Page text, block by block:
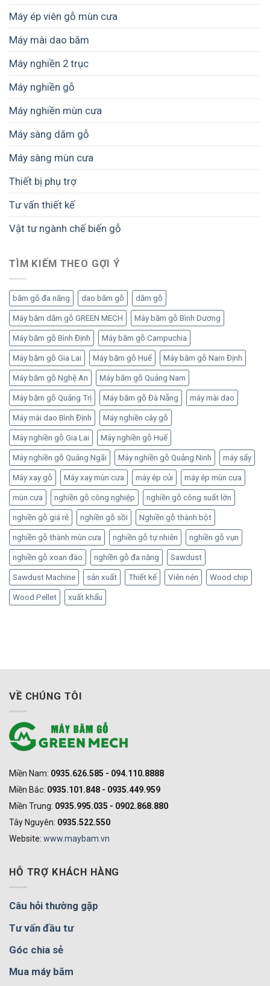
Máy ép viên gỗ mùn cưa
Máy mài dao băm
Máy nghiền 2 trục
Máy nghiền gỗ
Máy nghiền mùn cưa
Máy sàng dăm gỗ
Máy sàng mùn cưa
Thiết bị phụ trợ
Tư vấn thiết kế
Vật tư ngành chế biến gỗ
TÌM KIẾM THEO GỢI Ý
băm gỗ đa năng dao băm gỗ dăm gỗ
Máy băm dăm gỗ GREEN MECH Máy băm gỗ Bình Dương
Máy băm gỗ Bình Định Máy băm gỗ Campuchia
Máy băm gỗ Gia Lai Máy băm gỗ Huế Máy băm gỗ Nam Định
Máy băm gỗ Nghệ An Máy băm gỗ Quảng Nam
Máy băm gỗ Quảng Trị Máy băm gỗ Đà Nẵng máy mài dao
Máy mài dao Bình Định Máy nghiền cây gỗ
Máy nghiền gỗ Gia Lai Máy nghiền gỗ Huế
Máy nghiền gỗ Quảng Ngãi Máy nghiền gỗ Quảng Ninh máy sấy
Máy xay gỗ Máy xay mùn cưa máy ép củi máy ép mùn cưa
mùn cưa nghiền gỗ công nghiệp nghiền gỗ công suất lớn
nghiền gỗ giá rẻ nghiền gỗ sồi Nghiền gỗ thành bột
nghiền gỗ thành mùn cưa nghiền gỗ tự nhiên nghiền gỗ vụn
nghiền gỗ xoan đào nghiền gỗ đa năng Sawdust
Sawdust Machine sản xuất Thiết kế Viên nén Wood chip
Wood Pellet xuất khẩu
VỀ CHÚNG TÔI
Miền Nam: 0935.626.585 - 094.110.8888
Miền Bắc: 0935.101.848 - 0935.449.959
Miền Trung: 0935.995.035 - 0902.868.880
Tây Nguyên: 0935.522.550
Website: www.maybam.vn
HỖ TRỢ KHÁCH HÀNG
Câu hỏi thường gặp
Tư vấn đầu tư
Góc chia sẻ
Mua máy băm